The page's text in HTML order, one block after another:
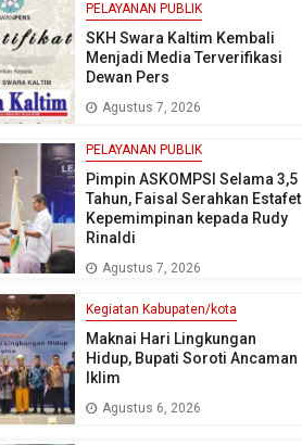
PELAYANAN PUBLIK
SKH Swara Kaltim Kembali
Menjadi Media Terverifikasi
Dewan Pers
Agustus 7, 2026
PELAYANAN PUBLIK
Pimpin ASKOMPSI Selama 3,5
Tahun, Faisal Serahkan Estafet
Kepemimpinan kepada Rudy
Rinaldi
Agustus 7, 2026
Kegiatan Kabupaten/kota
Maknai Hari Lingkungan
Hidup, Bupati Soroti Ancaman
Iklim
Agustus 6, 2026